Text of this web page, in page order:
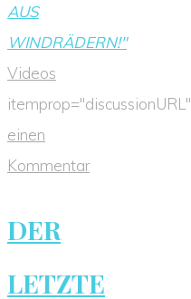
AUS
WINDRÄDERN!"
Videos
itemprop="discussionURL"
einen
Kommentar
DER
LETZTE